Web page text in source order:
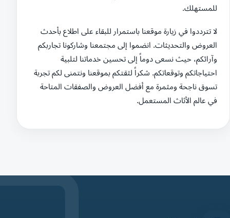
للمستهلك.
لا تترددوا في زيارة موقعنا باستمرار للبقاء على اطلاع بأحدث
العروض والتحديثات. انضموا إلى مجتمعنا وشاركونا تجاربكم
وآرائكم، حيث نسعى دوماً إلى تحسين خدماتنا لتلبية
احتياجاتكم وتوقعاتكم. شكراً لثقتكم بموقعنا ونتمنى لكم تجربة
تسوق ناجحة ومثمرة مع أفضل العروض والصفقات المتاحة
في عالم الأثاث المستعمل.